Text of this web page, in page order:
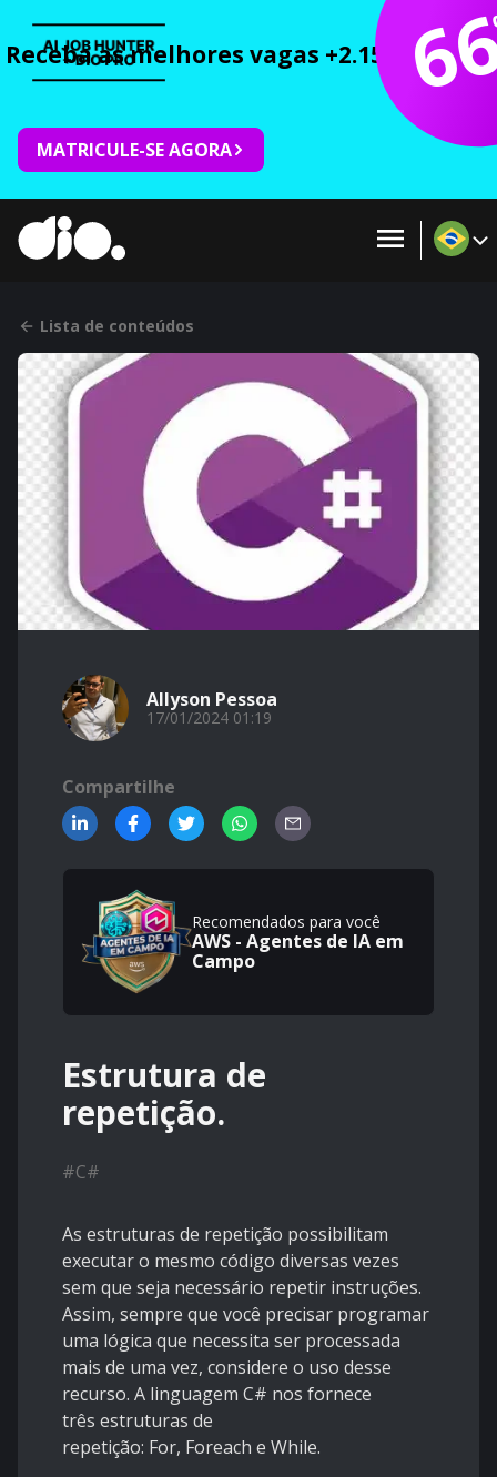
Receba as melhores vagas +2.150 cursos
MATRICULE-SE AGORA
Lista de conteúdos
Allyson Pessoa
17/01/2024 01:19
Compartilhe
Recomendados para você
AWS - Agentes de IA em
Campo
Estrutura de
repetição.
#C#
As estruturas de repetição possibilitam
executar o mesmo código diversas vezes
sem que seja necessário repetir instruções.
Assim, sempre que você precisar programar
uma lógica que necessita ser processada
mais de uma vez, considere o uso desse
recurso. A linguagem C# nos fornece
três estruturas de
repetição: For, Foreach e While.